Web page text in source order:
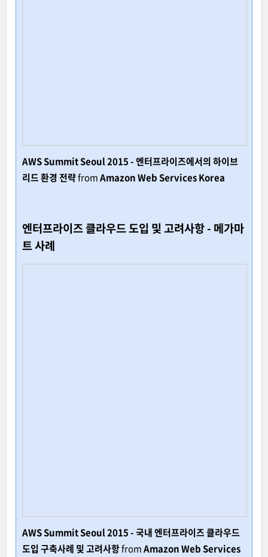
AWS Summit Seoul 2015 - 엔터프라이즈에서의 하이브
리드 환경 전략fromAmazon Web Services Korea
엔터프라이즈 클라우드 도입 및 고려사항 - 메가마
트 사례
AWS Summit Seoul 2015 - 국내 엔터프라이즈 클라우드
도입 구축사례 및 고려사항fromAmazon Web Services